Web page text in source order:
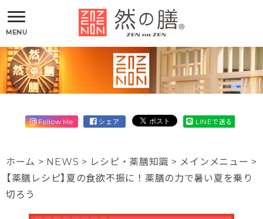
MENU
Follow Me シェア LINEで送る
ホーム > NEWS > レシピ・薬膳知識 > メインメニュー >
【薬膳レシピ】夏の食欲不振に！薬膳の力で暑い夏を乗り
切ろう